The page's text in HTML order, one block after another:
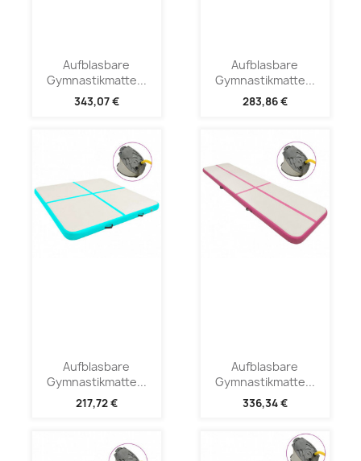
Aufblasbare
Gymnastikmatte...
343,07 €
Aufblasbare
Gymnastikmatte...
283,86 €
Aufblasbare
Gymnastikmatte...
217,72 €
Aufblasbare
Gymnastikmatte...
336,34 €